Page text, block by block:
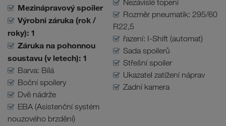
Mezinápravový spoiler
Výrobni záruka (rok /
roky): 1
Záruka na pohonnou
soustavu (v letech): 1
Barva: Bílá
Boční spoilery
Dvě nádrže
EBA (Asistenční systém
nouzového brzdění)
Nezávislé topení
Rozměr pneumatik: 295/60
R22,5
řazení: I-Shift (automat)
Sada spoilerů
Střešní spoiler
Ukazatel zatížení náprav
Zadní kamera